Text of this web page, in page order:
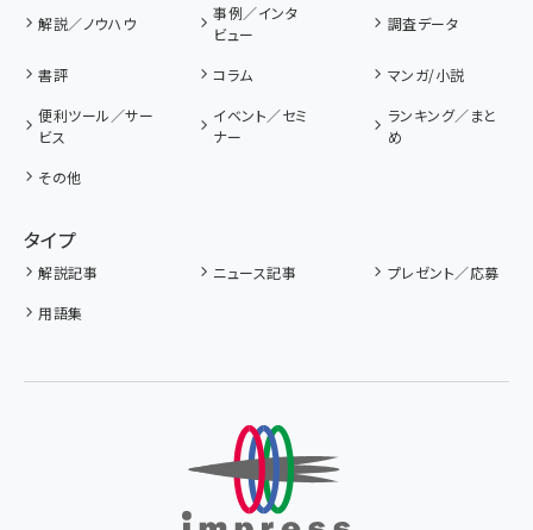
解説／ノウハウ
事例／インタ
ビュー
調査データ
書評 コラム
マンガ/小説
便利ツール／サー
ビス
イベント／セミ
ナー
ランキング／まと
め
その他
タイプ
解説記事 ニュース記事
プレゼント／応募
用語集